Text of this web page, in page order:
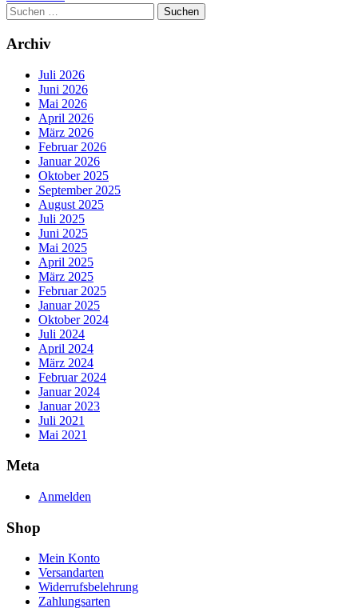
Suchen
nach:
Archiv
Juli 2026
Juni 2026
Mai 2026
April 2026
März 2026
Februar 2026
Januar 2026
Oktober 2025
September 2025
August 2025
Juli 2025
Juni 2025
Mai 2025
April 2025
März 2025
Februar 2025
Januar 2025
Oktober 2024
Juli 2024
April 2024
März 2024
Februar 2024
Januar 2024
Januar 2023
Juli 2021
Mai 2021
Meta
Anmelden
Shop
Mein Konto
Versandarten
Widerrufsbelehrung
Zahlungsarten